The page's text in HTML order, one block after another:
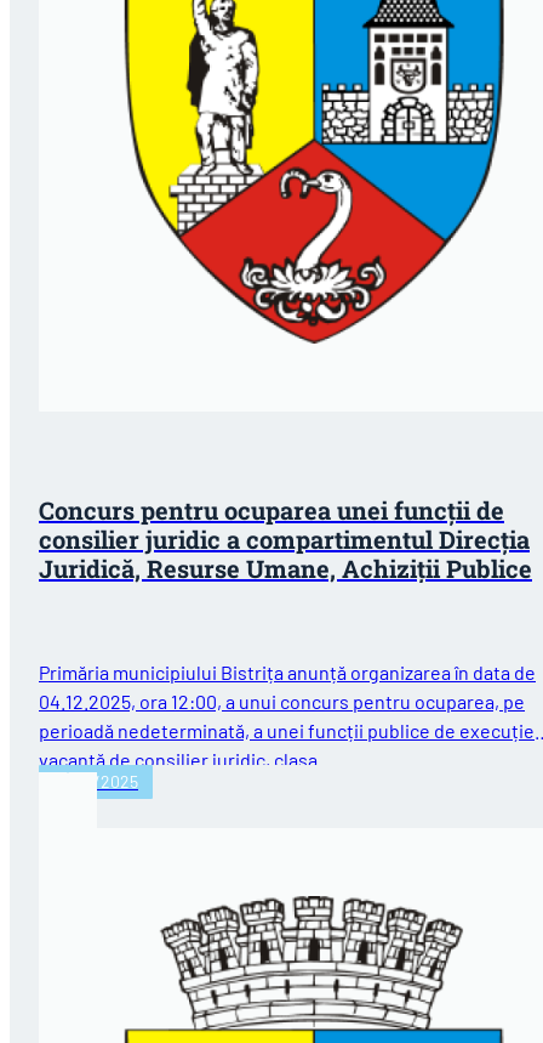
Concurs pentru ocuparea unei funcții de
consilier juridic a compartimentul Direcția
Juridică, Resurse Umane, Achiziții Publice
Primăria municipiului Bistrița anunță organizarea în data de
04.12.2025, ora 12:00, a unui concurs pentru ocuparea, pe
perioadă nedeterminată, a unei funcții publice de execuție
vacantă de consilier juridic, clasa…
27/10/2025